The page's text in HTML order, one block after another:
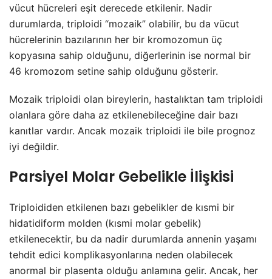
vücut hücreleri eşit derecede etkilenir. Nadir
durumlarda, triploidi “mozaik” olabilir, bu da vücut
hücrelerinin bazılarının her bir kromozomun üç
kopyasına sahip olduğunu, diğerlerinin ise normal bir
46 kromozom setine sahip olduğunu gösterir.
Mozaik triploidi olan bireylerin, hastalıktan tam triploidi
olanlara göre daha az etkilenebileceğine dair bazı
kanıtlar vardır. Ancak mozaik triploidi ile bile prognoz
iyi değildir.
Parsiyel Molar Gebelikle İlişkisi
Triploididen etkilenen bazı gebelikler de kısmi bir
hidatidiform molden (kısmi molar gebelik)
etkilenecektir, bu da nadir durumlarda annenin yaşamı
tehdit edici komplikasyonlarına neden olabilecek
anormal bir plasenta olduğu anlamına gelir. Ancak, her